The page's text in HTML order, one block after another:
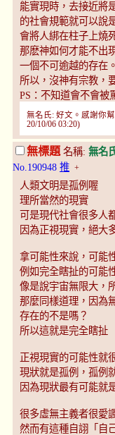
能實現時，去接近將
的社會規範就可以說
會將人綁在柱子上燒
那麽神如何才能不出
一個不可逾越的存在。
所以，沒神有宗教，
PS：不知道會不會被
無名氏: 好文。感謝你
20/10/06 03:20)
無標題 名稱: 無名
No.190948 推 +
人類文明是孤例喔
理所當然的現實
可是現代社會很多人
因為正視現實，絕大
拿可能性來說，可能
例如完全瞎扯的可能
像是說宇宙無限大，
那麼同樣道理，因為
存在的不是嗎？
所以這就是完全瞎扯
正視現實的可能性就
現狀就是孤例，孤例
因為現狀最有可能就
很多虛無主義者很愛
然而有這種自詡「自